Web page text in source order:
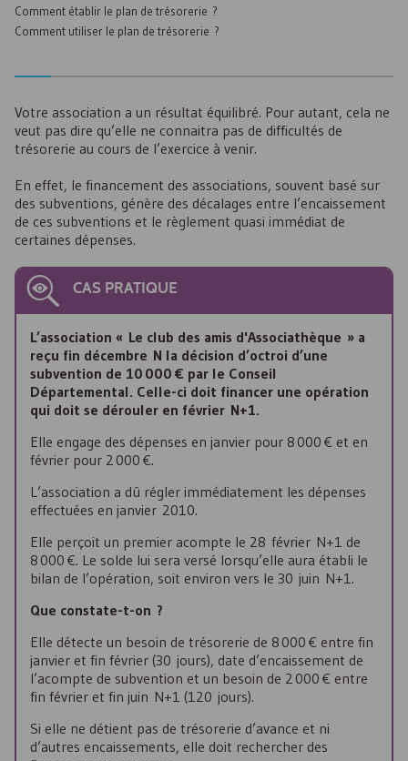
Comment établir le plan de trésorerie ?
Comment utiliser le plan de trésorerie ?
Votre association a un résultat équilibré. Pour autant, cela ne
veut pas dire qu’elle ne connaitra pas de difficultés de
trésorerie au cours de l’exercice à venir.
En effet, le financement des associations, souvent basé sur
des subventions, génère des décalages entre l’encaissement
de ces subventions et le règlement quasi immédiat de
certaines dépenses.
CAS PRATIQUE
L’association « Le club des amis d'Associathèque » a
reçu fin décembre N la décision d’octroi d’une
subvention de 10 000 € par le Conseil
Départemental. Celle-ci doit financer une opération
qui doit se dérouler en février N+1.
Elle engage des dépenses en janvier pour 8 000 € et en
février pour 2 000 €.
L’association a dû régler immédiatement les dépenses
effectuées en janvier 2010.
Elle perçoit un premier acompte le 28 février N+1 de
8 000 €. Le solde lui sera versé lorsqu’elle aura établi le
bilan de l’opération, soit environ vers le 30 juin N+1.
Que constate-t-on ?
Elle détecte un besoin de trésorerie de 8 000 € entre fin
janvier et fin février (30 jours), date d’encaissement de
l’acompte de subvention et un besoin de 2 000 € entre
fin février et fin juin N+1 (120 jours).
Si elle ne détient pas de trésorerie d’avance et ni
d’autres encaissements, elle doit rechercher des